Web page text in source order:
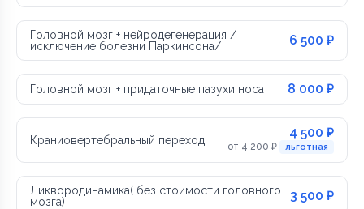
Головной мозг + нейродегенерация /
исключение болезни Паркинсона/
6 500 ₽
Головной мозг + придаточные пазухи носа 8 000 ₽
Краниовертебральный переход 4 500 ₽
от 4 200 ₽ льготная
Ликвородинамика( без стоимости головного
мозга)
3 500 ₽